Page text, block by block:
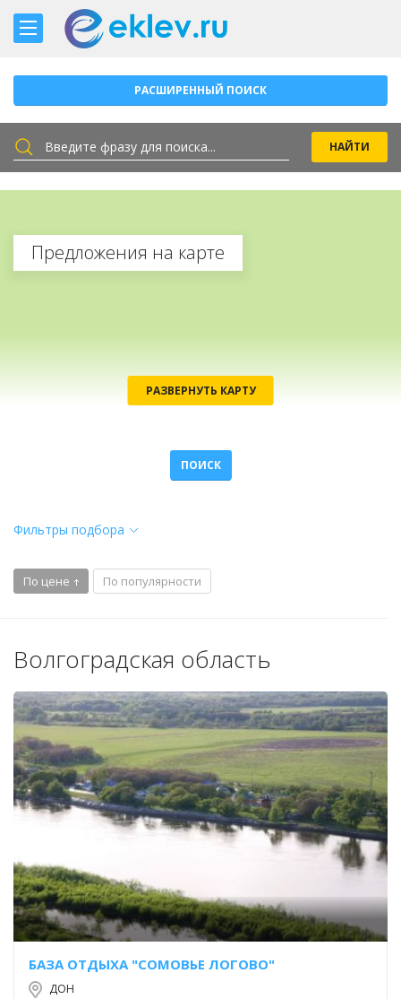
РАСШИРЕННЫЙ ПОИСК
Предложения на карте
РАЗВЕРНУТЬ КАРТУ
ПОИСК
Фильтры подбора
По цене По популярности
Волгоградская область
БАЗА ОТДЫХА "СОМОВЬЕ ЛОГОВО"
ДОН